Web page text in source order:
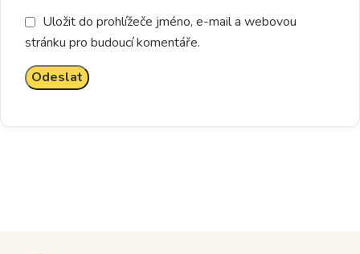
Uložit do prohlížeče jméno, e-mail a webovou
stránku pro budoucí komentáře.